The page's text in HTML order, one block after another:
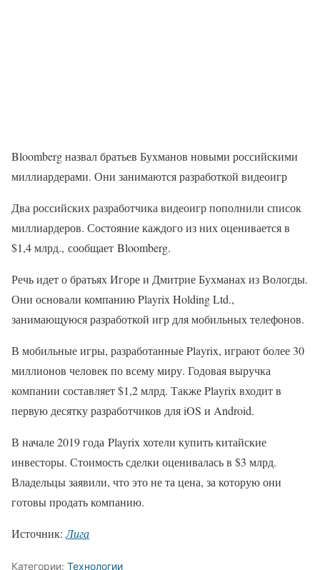
Bloomberg назвал братьев Бухманов новыми российскими
миллиардерами. Они занимаются разработкой видеоигр
Два российских разработчика видеоигр пополнили список
миллиардеров. Состояние каждого из них оценивается в
$1,4 млрд., сообщает Bloomberg.
Речь идет о братьях Игоре и Дмитрие Бухманах из Вологды.
Они основали компанию Playrix Holding Ltd.,
занимающуюся разработкой игр для мобильных телефонов.
В мобильные игры, разработанные Playrix, играют более 30
миллионов человек по всему миру. Годовая выручка
компании составляет $1,2 млрд. Также Playrix входит в
первую десятку разработчиков для iOS и Android.
В начале 2019 года Playrix хотели купить китайские
инвесторы. Стоимость сделки оценивалась в $3 млрд.
Владельцы заявили, что это не та цена, за которую они
готовы продать компанию.
Источник:Лига
Категории: Технологии